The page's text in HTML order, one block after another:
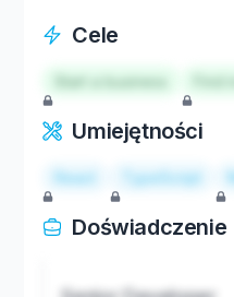
Cele
Start a business
Umiejętności
React TypeScript
Doświadczenie